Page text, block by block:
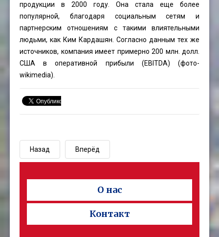
продукции в 2000 году. Она стала еще более
популярной, благодаря социальным сетям и
партнерским отношениям с такими влиятельными
людьми, как Ким Кардашян. Согласно данным тех же
источников, компания имеет примерно 200 млн. долл.
США в оперативной прибыли (EBITDA) (фото-
wikimedia).
Назад Вперёд
О нас
Контакт